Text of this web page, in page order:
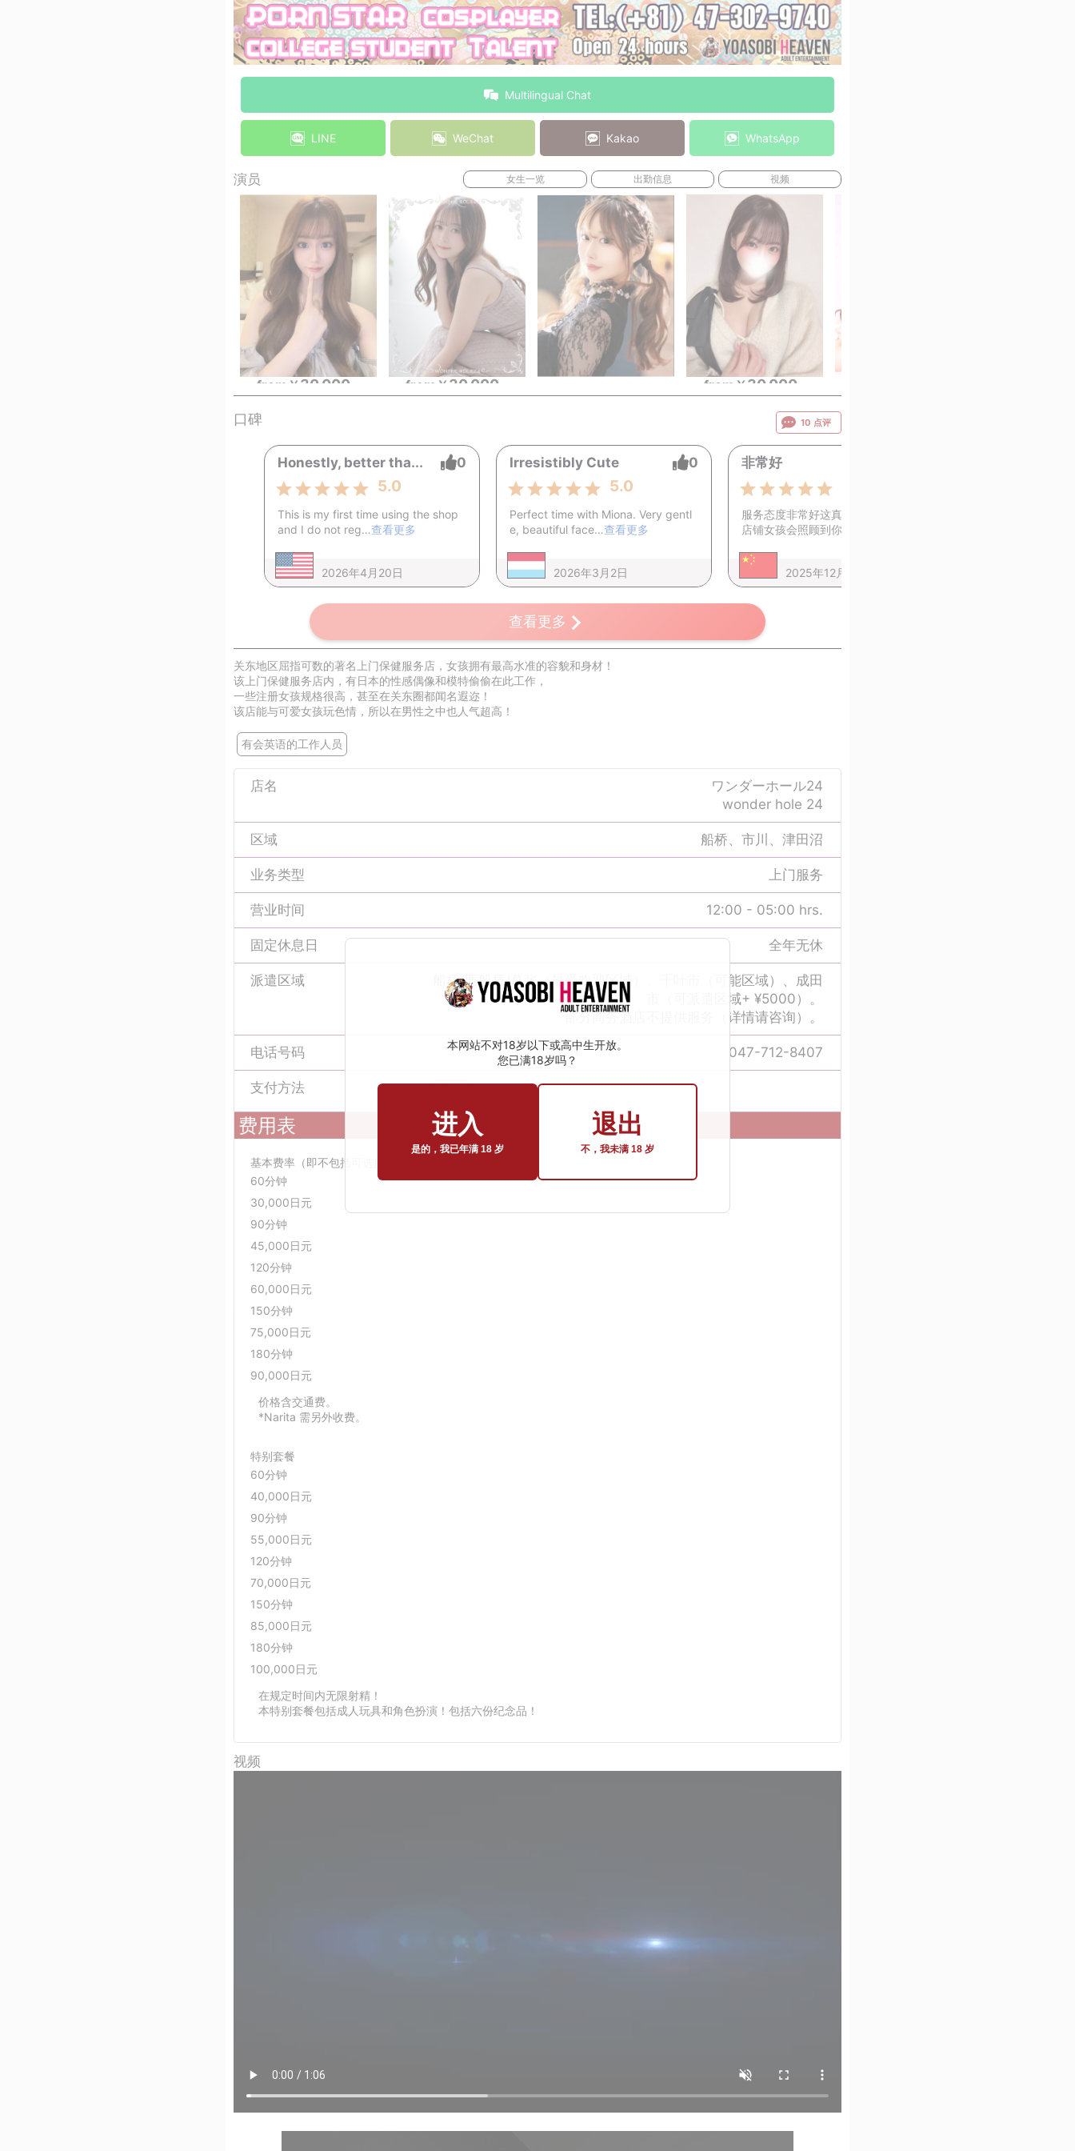
Multilingual Chat
LINE WeChat Kakao WhatsApp
演员 視频
出勤信息
女生一览
from ￥ 30,000 from ￥ 30,000 from ￥ 30,000
口碑 10 点评
Honestly, better tha... 0
5.0
This is my first time using the shop
and I do not reg…查看更多
2026年4月20日
Irresistibly Cute 0
5.0
Perfect time with Miona. Very gentl
e, beautiful face…查看更多
2026年3月2日
非常好
服务态度非常好这真的是一家很好的
店铺女孩会照顾到你的…
2025年12月20日
查看更多
关东地区屈指可数的著名上门保健服务店，女孩拥有最高水准的容貌和身材！
该上门保健服务店内，有日本的性感偶像和模特偷偷在此工作，
一些注册女孩规格很高，甚至在关东圈都闻名遐迩！
该店能与可爱女孩玩色情，所以在男性之中也人气超高！
有会英语的工作人员
店名
ワンダーホール24
wonder hole 24
区域 船桥、市川、津田沼
业务类型 上门服务
营业时间 12:00 - 05:00 hrs.
固定休息日 全年无休
派遣区域
船桥/西船桥/幕张（最受欢迎区域）、千叶市（可能区域）、成田
市（可派遣区域+ ¥5000）。
部分商务酒店不提供服务（详情请咨询）。
电话号码 047-712-8407
支付方法
费用表
基本费率（即不包括可选服务费、使用费等）
60分钟
30,000日元
90分钟
45,000日元
120分钟
60,000日元
150分钟
75,000日元
180分钟
90,000日元
价格含交通费。
*Narita 需另外收费。
特别套餐
60分钟
40,000日元
90分钟
55,000日元
120分钟
70,000日元
150分钟
85,000日元
180分钟
100,000日元
在规定时间内无限射精！
本特别套餐包括成人玩具和角色扮演！包括六份纪念品！
视频
本网站不对18岁以下或高中生开放。
您已满18岁吗？
进入
是的，我已年满 18 岁
退出
不，我未满 18 岁